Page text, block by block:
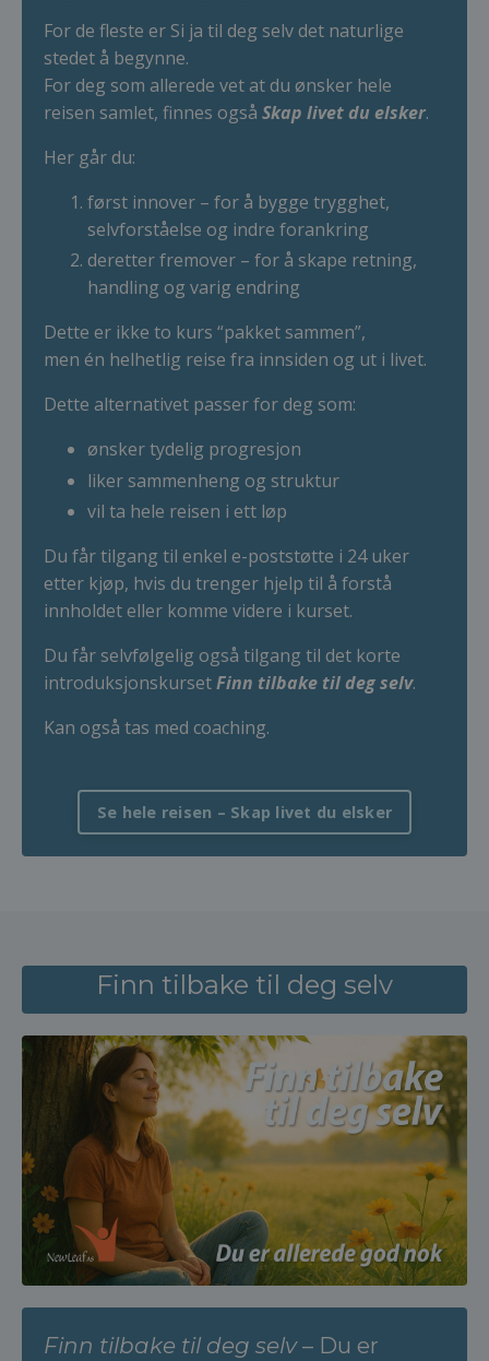
For de fleste er Si ja til deg selv det naturlige
stedet å begynne.
For deg som allerede vet at du ønsker hele
reisen samlet, finnes også Skap livet du elsker.
Her går du:
først innover – for å bygge trygghet,
selvforståelse og indre forankring
deretter fremover – for å skape retning,
handling og varig endring
Dette er ikke to kurs “pakket sammen”,
men én helhetlig reise fra innsiden og ut i livet.
Dette alternativet passer for deg som:
ønsker tydelig progresjon
liker sammenheng og struktur
vil ta hele reisen i ett løp
Du får tilgang til enkel e-poststøtte i 24 uker
etter kjøp, hvis du trenger hjelp til å forstå
innholdet eller komme videre i kurset.
Du får selvfølgelig også tilgang til det korte
introduksjonskursetFinn tilbake til deg selv.
Kan også tas med coaching.
Se hele reisen – Skap livet du elsker
Finn tilbake til deg selv
Finn tilbake til deg selv – Du er